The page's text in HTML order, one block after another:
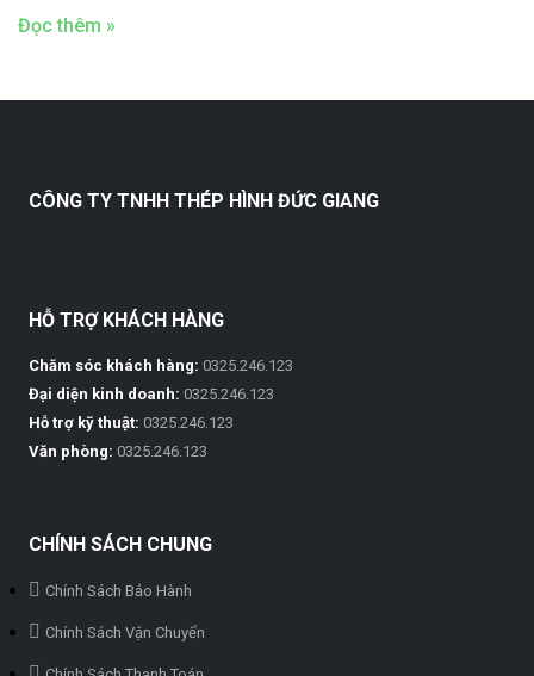
Đọc thêm »
CÔNG TY TNHH THÉP HÌNH ĐỨC GIANG
HỖ TRỢ KHÁCH HÀNG
Chăm sóc khách hàng: 0325.246.123
Đại diện kinh doanh: 0325.246.123
Hỗ trợ kỹ thuật: 0325.246.123
Văn phòng: 0325.246.123
CHÍNH SÁCH CHUNG
Chính Sách Bảo Hành
Chính Sách Vận Chuyển